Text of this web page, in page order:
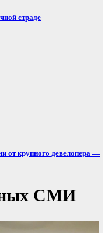
страде
от крупного девелопера —